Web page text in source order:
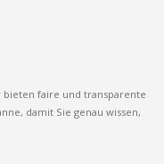
bieten faire und transparente
damit Sie genau wissen,